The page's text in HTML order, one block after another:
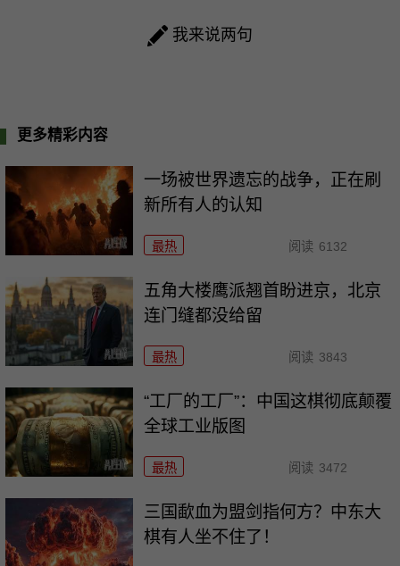
我来说两句
更多精彩内容
一场被世界遗忘的战争，正在刷
新所有人的认知
最热 阅读 6132
五角大楼鹰派翘首盼进京，北京
连门缝都没给留
最热 阅读 3843
“工厂的工厂”：中国这棋彻底颠覆
全球工业版图
最热 阅读 3472
三国歃血为盟剑指何方？中东大
棋有人坐不住了！